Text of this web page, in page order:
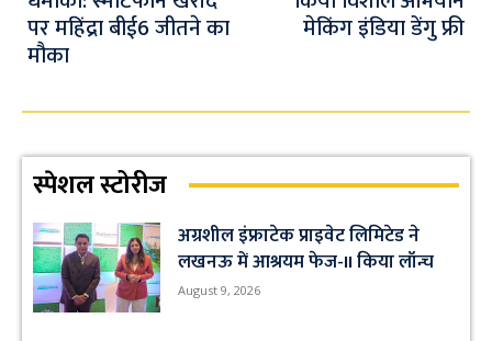
p
पर महिंद्रा बीई6 जीतने का
मौका
मेकिंग इंडिया डेंगु फ्री
स्पेशल स्टोरीज
अग्रशील इंफ्राटेक प्राइवेट लिमिटेड ने
लखनऊ में आश्रयम फेज-II किया लॉन्च
August 9, 2026